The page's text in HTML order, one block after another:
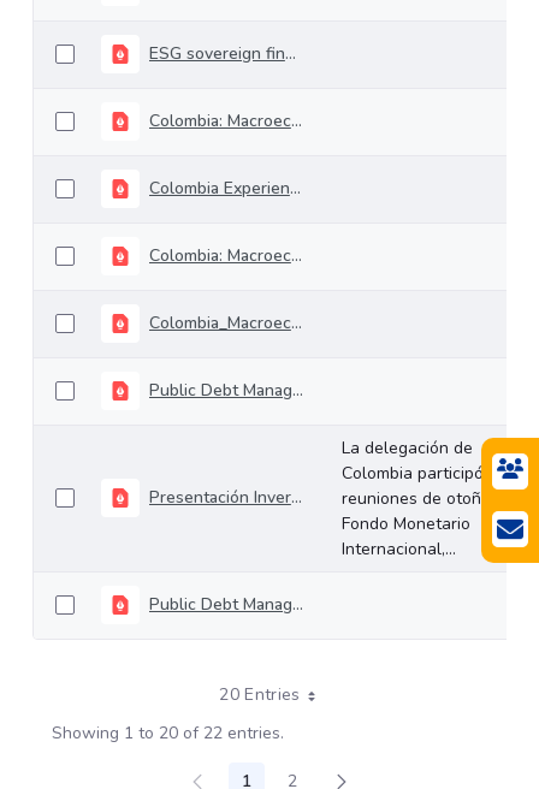
ESG sovereign financing strategy
Colombia: Macroeconomic, Capital Markets and Fiscal Update
Colombia Experience: Issuing 30 years bond through domestic synducation
Colombia: Macroeconomic and Capital Markets Outlook October.pptx
Colombia_Macroeconomic and Capital Markets Outlook_04092020
Public Debt Management and National Treasury
Presentación Inversionistas FMI (Octubre 2019 - Inglés)
La delegación de
Colombia participó en las
reuniones de otoño del
Fondo Monetario
Internacional,...
Public Debt Management (July 2019).pdf
20 Entries
Showing 1 to 20 of 22 entries.
1 2